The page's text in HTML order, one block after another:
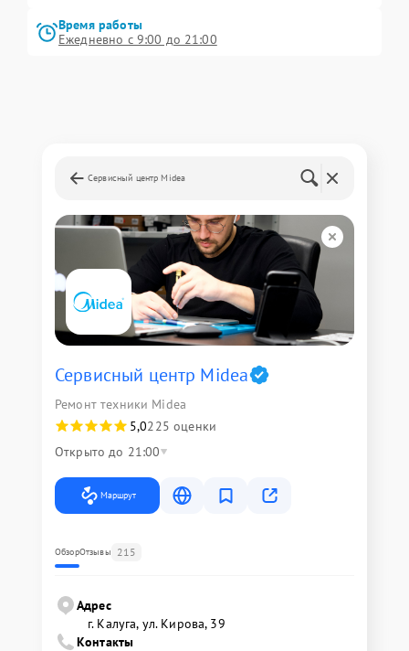
Время работы
Ежедневно с 9:00 до 21:00
Сервисный центр Midea
Сервисный центр Midea
Ремонт техники Midea
5,0225 оценки
Открыто до 21:00
Маршрут
ОбзорОтзывы 215
Адрес
г. Калуга, ул. Кирова, 39
Контакты